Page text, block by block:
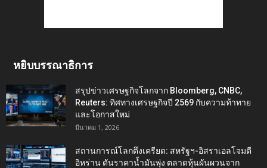
หยิบบรรณาธิการ
สรุปข่าวเศรษฐกิจโลกจาก Bloomberg, CNBC,
Reuters: ทิศทางเศรษฐกิจปี 2569 กับความท้าทาย
และโอกาสใหม่
มีนาคม 1, 2026
สถานการณ์โลกตึงเครียด: สหรัฐฯ-อิสราเอลโจมตี
อิหร่าน ดันราคาน้ำมันพุ่ง ตลาดหุ้นผันผวนจาก